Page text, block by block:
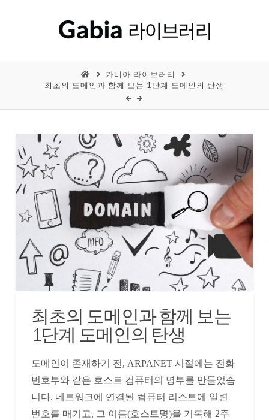
가비아 라이브러리
최초의 도메인과 함께 보는 1단계 도메인의 탄생
최초의 도메인과 함께 보는
1단계 도메인의 탄생
도메인이 존재하기 전, ARPANET 시절에는 전화
번호부와 같은 호스트 컴퓨터의 명부를 만들었습
니다. 네트워크에 연결된 컴퓨터 리스트에 일련
번호를 매기고, 그 이름(호스트명)을 기록해 2주